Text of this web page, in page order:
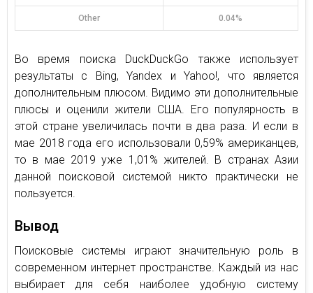
Other 0.04%
Во время поиска DuckDuckGo также использует
результаты с Bing, Yandex и Yahoo!, что является
дополнительным плюсом. Видимо эти дополнительные
плюсы и оценили жители США. Его популярность в
этой стране увеличилась почти в два раза. И если в
мае 2018 года его использовали 0,59% американцев,
то в мае 2019 уже 1,01% жителей. В странах Азии
данной поисковой системой никто практически не
пользуется.
Вывод
Поисковые системы играют значительную роль в
современном интернет пространстве. Каждый из нас
выбирает для себя наиболее удобную систему